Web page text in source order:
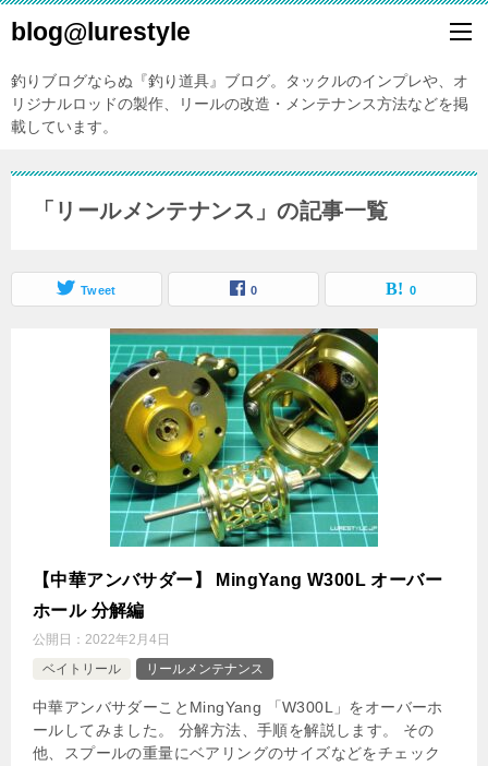
blog@lurestyle
釣りブログならぬ『釣り道具』ブログ。タックルのインプレや、オ
リジナルロッドの製作、リールの改造・メンテナンス方法などを掲
載しています。
「リールメンテナンス」の記事一覧
Tweet 0 0
【中華アンバサダー】 MingYang W300L オーバー
ホール 分解編
公開日： 2022年2月4日
ベイトリール
リールメンテナンス
中華アンバサダーことMingYang 「W300L」をオーバーホ
ールしてみました。 分解方法、手順を解説します。 その
他、スプールの重量にベアリングのサイズなどをチェック